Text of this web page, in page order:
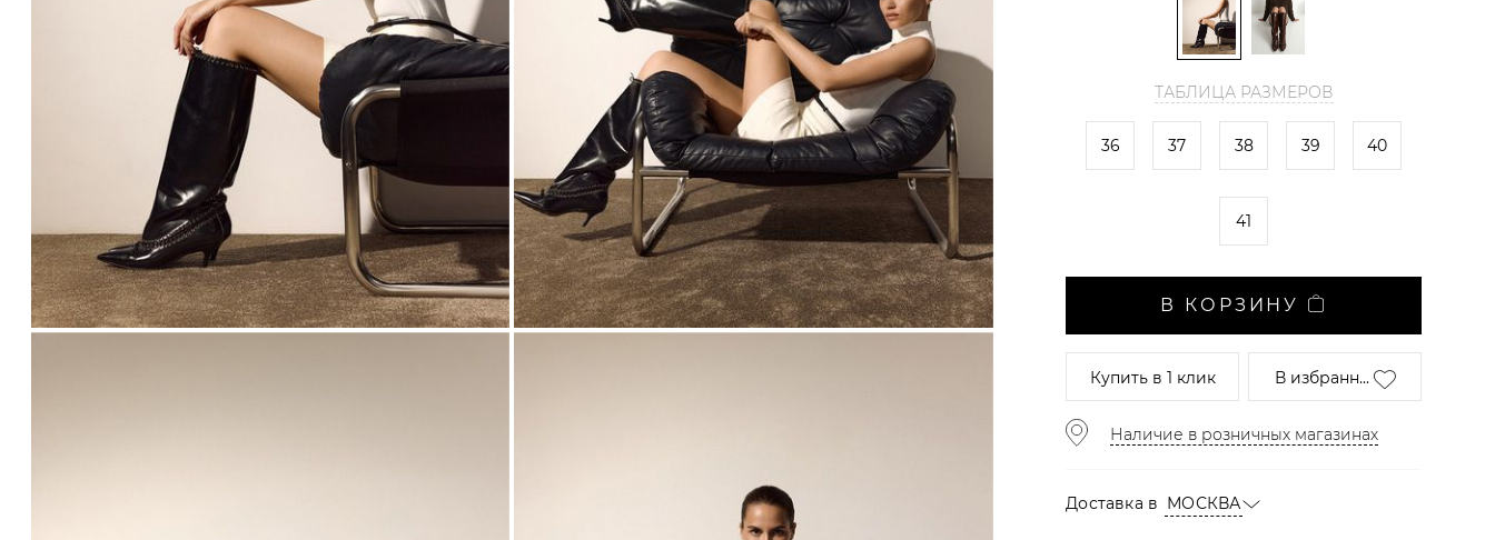
ТАБЛИЦА РАЗМЕРОВ
36 37 38 39 40
41
В КОРЗИНУ
Купитьв 1 клик В избранн...
Наличие в розничных магазинах
Доставка в МОСКВА